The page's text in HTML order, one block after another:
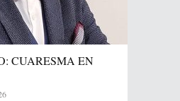
CUARESMA EN